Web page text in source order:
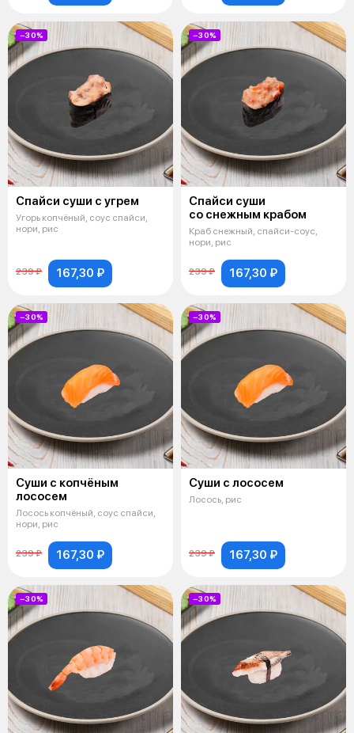
−30%
Спайси суши с угрем
Угорь копчёный, соус спайси,
нори, рис
239 ₽ 167,30 ₽
−30%
Спайси суши
со снежным крабом
Краб снежный, спайси-соус,
нори, рис
239 ₽ 167,30 ₽
−30%
Суши с копчёным
лососем
Лосось копчёный, соус спайси,
нори, рис
239 ₽ 167,30 ₽
−30%
Суши с лососем
Лосось, рис
239 ₽ 167,30 ₽
−30% −30%